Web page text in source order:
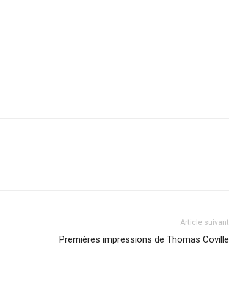
Article suivant
Premières impressions de Thomas Coville